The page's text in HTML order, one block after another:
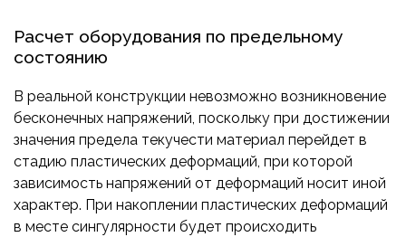
Расчет оборудования по предельному
состоянию
В реальной конструкции невозможно возникновение
бесконечных напряжений, поскольку при достижении
значения предела текучести материал перейдет в
стадию пластических деформаций, при которой
зависимость напряжений от деформаций носит иной
характер. При накоплении пластических деформаций
в месте сингулярности будет происходить